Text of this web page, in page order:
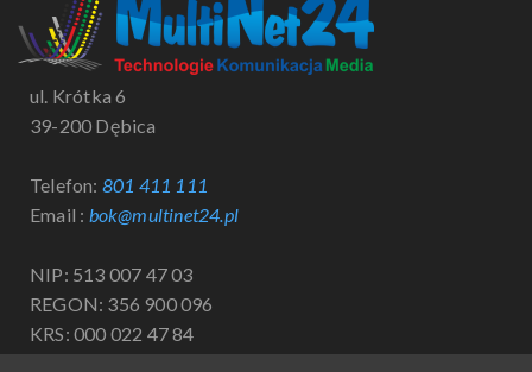
ul. Krótka 6
39-200 Dębica
Telefon: 801 411 111
Email : bok@multinet24.pl
NIP: 513 007 47 03
REGON: 356 900 096
KRS: 000 022 47 84